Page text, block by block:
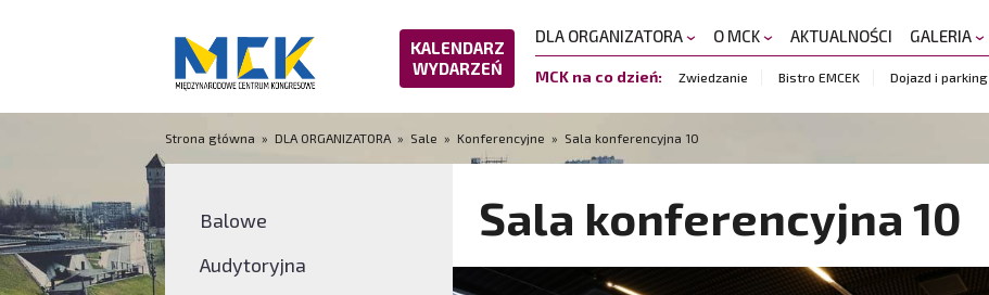
KALENDARZ
WYDARZEŃ
DLA ORGANIZATORA O MCK AKTUALNOŚCI GALERIA
MCK na co dzień: Zwiedzanie Bistro EMCEK Dojazd i parking
Strona główna » DLA ORGANIZATORA » Sale » Konferencyjne » Sala konferencyjna 10
Balowe
Audytoryjna
Sala konferencyjna 10